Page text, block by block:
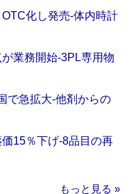
化し発売‐体内時計
業務開始‐3PL専用物
で急拡大‐他剤からの
15％下げ‐8品目の再
もっと見る »